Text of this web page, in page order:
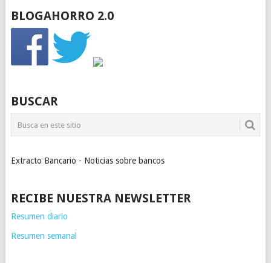
BLOGAHORRO 2.0
BUSCAR
Extracto Bancario - Noticias sobre bancos
RECIBE NUESTRA NEWSLETTER
Resumen diario
Resumen semanal